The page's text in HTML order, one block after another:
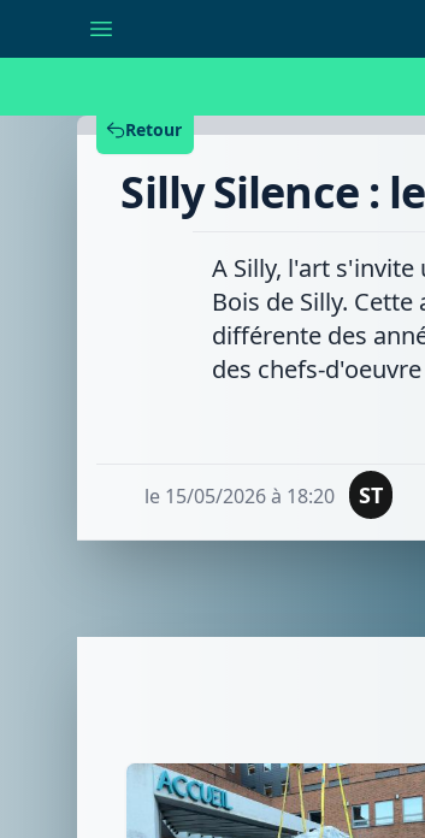
Retour
Silly Silence :
A Silly, l'art
Bois de Silly.
différente des
des chefs-
le 15/05/2026 à 18:20 ST